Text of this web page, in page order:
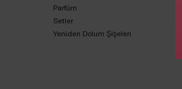
Parfüm
Setler
Yeniden Dolum Şişeleri